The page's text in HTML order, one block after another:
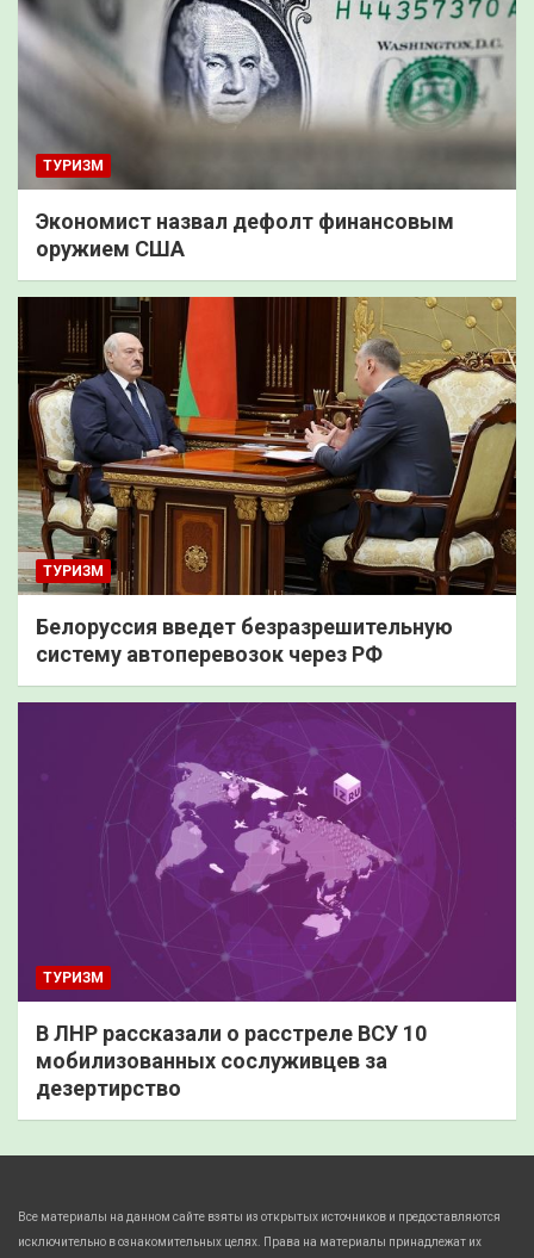
ТУРИЗМ
Экономист назвал дефолт финансовым
оружием США
ТУРИЗМ
Белоруссия введет безразрешительную
систему автоперевозок через РФ
ТУРИЗМ
В ЛНР рассказали о расстреле ВСУ 10
мобилизованных сослуживцев за
дезертирство
Все материалы на данном сайте взяты из открытых источников и предоставляются
исключительно в ознакомительных целях. Права на материалы принадлежат их